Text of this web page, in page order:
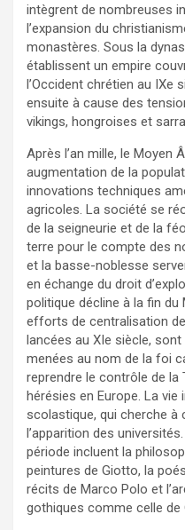
intègrent de nombreuses
l’expansion du
monastères. Sous la
établissent un empire
l’Occident chrétien au IXe
ensuite à cause des
vikings, hongroises et
Après l’an mille, le Moyen
augmentation de la
innovations techniques
agricoles. La société se
de la seigneurie et de la
terre pour le compte des
et la basse-noblesse
en échange du droit
politique décline à la fin
efforts de centralisation
lancées au XIe siècle,
menées au nom de la foi
reprendre le contrôle de
hérésies en Europe. La
scolastique, qui cherche
l’apparition des
période incluent la
peintures de Giotto, la
récits de Marco Polo et
gothiques comme celle de